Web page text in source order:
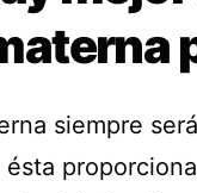
siempre